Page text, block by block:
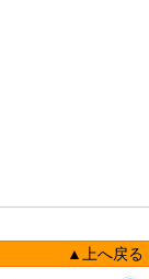
▲上へ戻る